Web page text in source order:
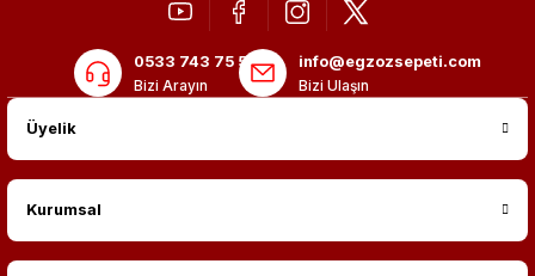
0533 743 75 56
Bizi Arayın
info@egzozsepeti.com
Bizi Ulaşın
Üyelik
Kurumsal